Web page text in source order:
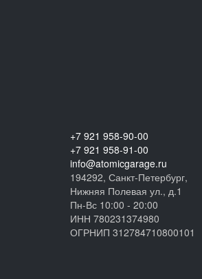
+7 921 958-90-00
+7 921 958-91-00
info@atomicgarage.ru
194292, Санкт-Петербург,
Нижняя Полевая ул., д.1
Пн-Вс 10:00 - 20:00
ИНН 780231374980
ОГРНИП 312784710800101